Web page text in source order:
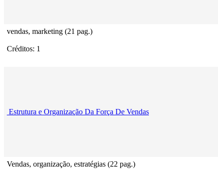
vendas, marketing (21 pag.)
Créditos: 1
Estrutura e Organização Da Força De Vendas
Vendas, organização, estratégias (22 pag.)